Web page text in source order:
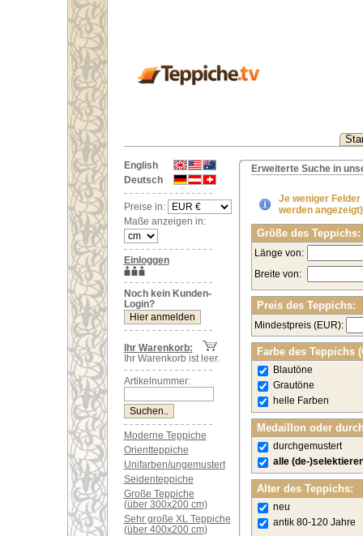
English
Deutsch
Preise in:
Maße anzeigen in:
Einloggen
Noch kein Kunden-
Login?
Ihr Warenkorb:
Ihr Warenkorb ist leer.
Artikelnummer:
Moderne Teppiche
Orientteppiche
Unifarben/ungemustert
Seidenteppiche
Große Teppiche
(über 300x200 cm)
Sehr große XL Teppiche
(über 400x200 cm)
Erweiterte Suche in
Je weniger
werden
Größe des Teppichs:
Länge von:
Breite von:
Preis des Teppichs:
Mindestpreis (EUR):
Farbe des Teppichs
Blautöne
Grautöne
helle Farben
Medaillon oder
durchgemustert
alle (de-
Alter des Teppichs:
neu
antik 80-120 Jahre